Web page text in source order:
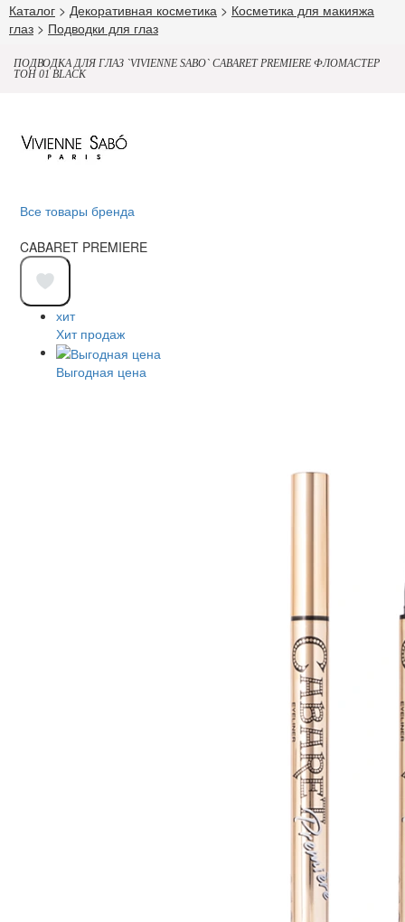
Каталог > Декоративная косметика > Косметика для макияжа
глаз > Подводки для глаз
ПОДВОДКА ДЛЯ ГЛАЗ `VIVIENNE SABO` CABARET PREMIERE ФЛОМАСТЕР
ТОН 01 BLACK
Все товары бренда
CABARET PREMIERE
хит
Хит продаж
Выгодная цена